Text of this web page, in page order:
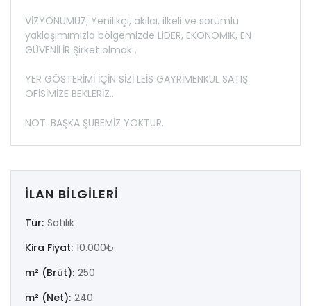
VİZYONUMUZ; Yenilikçi, akılcı, ilkeli ve sorumlu
yaklaşımımızla bölgemizde LiDER, EKONOMİK, EN
GÜVENİLİR Şirket olmak .
YER GÖSTERİMİ İÇİN SİZİ LEİS GAYRİMENKUL SATIŞ
OFİSİMİZE BEKLERİZ..
NOT: BAŞKA ŞUBEMİZ YOKTUR.
İLAN BILGILERI
Tür: Satılık
Kira Fiyat: 10.000₺
m² (Brüt): 250
m² (Net): 240